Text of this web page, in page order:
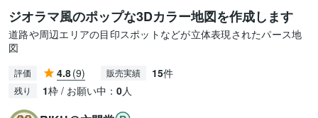
ジオラマ風のポップな3Dカラー地図を作成します
道路や周辺エリアの目印スポットなどが立体表現されたパース地
図
評価 4.8(9) 販売実績 15件
残り 1枠 / お願い中： 0人